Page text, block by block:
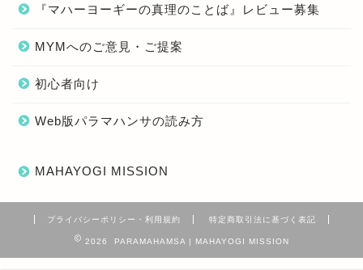
『マハーヨーギーの真理のことば』レビュー募集
MYMへのご意見・ご提案
初心者向け
Web版パラマハンサの読み方
MAHAYOGI MISSION
プライバシーポリシー・利用規約 特定商取引法に基づく表記
2026 PARAMAHAMSA | MAHAYOGI MISSION